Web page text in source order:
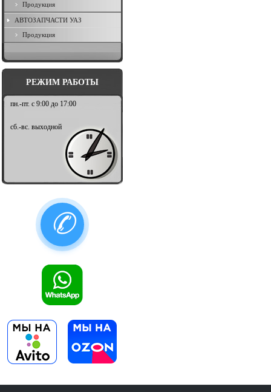
Продукция
АВТОЗАПЧАСТИ УАЗ
Продукция
РЕЖИМ РАБОТЫ
пн.-пт. с 9:00 до 17:00
сб.-вс. выходной
✆